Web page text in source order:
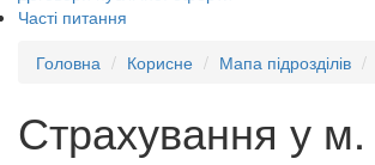
Часті питання
Головна
Корисне Мапа підрозділів
Страхування у м.